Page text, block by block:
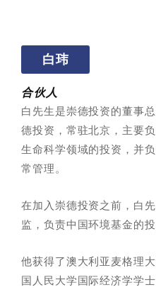
白玮
合伙人
白先生是崇德投资的董事
德投资，常驻北京，主要
生命科学领域的投资，并
常管理。
在加入崇德投资之前，白
监，负责中国环境基金的
他获得了澳大利亚麦格理
国人民大学国际经济学学士